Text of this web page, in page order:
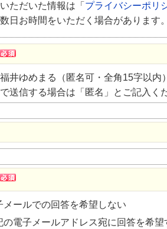
ただいた情報は「 プライバシーポリ
日お時間をいただく場合があります
福井ゆめまる（匿名可・全角15字以内）
送信する場合は「匿名」とご記入く
メールでの回答を希望しない
の電子メールアドレス宛に回答を希望